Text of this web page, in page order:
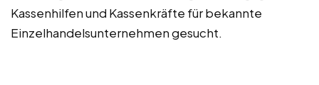
Kassenhilfen und Kassenkräfte für bekannte
Einzelhandelsunternehmen gesucht.